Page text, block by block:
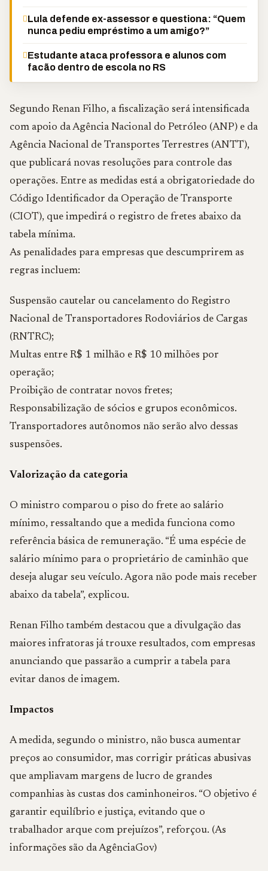
Lula defende ex-assessor e questiona: “Quem
nunca pediu empréstimo a um amigo?”
Estudante ataca professora e alunos com
facão dentro de escola no RS
Segundo Renan Filho, a fiscalização será intensificada
com apoio da Agência Nacional do Petróleo (ANP) e da
Agência Nacional de Transportes Terrestres (ANTT),
que publicará novas resoluções para controle das
operações. Entre as medidas está a obrigatoriedade do
Código Identificador da Operação de Transporte
(CIOT), que impedirá o registro de fretes abaixo da
tabela mínima.
As penalidades para empresas que descumprirem as
regras incluem:
Suspensão cautelar ou cancelamento do Registro
Nacional de Transportadores Rodoviários de Cargas
(RNTRC);
Multas entre R$ 1 milhão e R$ 10 milhões por
operação;
Proibição de contratar novos fretes;
Responsabilização de sócios e grupos econômicos.
Transportadores autônomos não serão alvo dessas
suspensões.
Valorização da categoria
O ministro comparou o piso do frete ao salário
mínimo, ressaltando que a medida funciona como
referência básica de remuneração. “É uma espécie de
salário mínimo para o proprietário de caminhão que
deseja alugar seu veículo. Agora não pode mais receber
abaixo da tabela”, explicou.
Renan Filho também destacou que a divulgação das
maiores infratoras já trouxe resultados, com empresas
anunciando que passarão a cumprir a tabela para
evitar danos de imagem.
Impactos
A medida, segundo o ministro, não busca aumentar
preços ao consumidor, mas corrigir práticas abusivas
que ampliavam margens de lucro de grandes
companhias às custas dos caminhoneiros. “O objetivo é
garantir equilíbrio e justiça, evitando que o
trabalhador arque com prejuízos”, reforçou. (As
informações são da AgênciaGov)